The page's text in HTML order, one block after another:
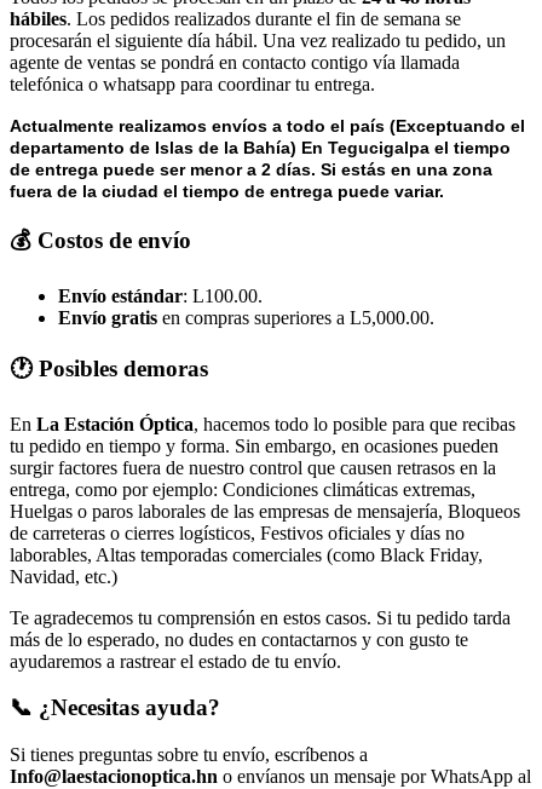
hábiles. Los pedidos realizados durante el fin de semana se
procesarán el siguiente día hábil. Una vez realizado tu pedido, un
agente de ventas se pondrá en contacto contigo vía llamada
telefónica o whatsapp para coordinar tu entrega.
Actualmente realizamos envíos a todo el país (Exceptuando el
departamento de Islas de la Bahía) En Tegucigalpa el tiempo
de entrega puede ser menor a 2 días. Si estás en una zona
fuera de la ciudad el tiempo de entrega puede variar.
💰 Costos de envío
Envío estándar: L100.00.
Envío gratis en compras superiores a L5,000.00.
🕐 Posibles demoras
En La Estación Óptica, hacemos todo lo posible para que recibas
tu pedido en tiempo y forma. Sin embargo, en ocasiones pueden
surgir factores fuera de nuestro control que causen retrasos en la
entrega, como por ejemplo: Condiciones climáticas extremas,
Huelgas o paros laborales de las empresas de mensajería, Bloqueos
de carreteras o cierres logísticos, Festivos oficiales y días no
laborables, Altas temporadas comerciales (como Black Friday,
Navidad, etc.)
Te agradecemos tu comprensión en estos casos. Si tu pedido tarda
más de lo esperado, no dudes en contactarnos y con gusto te
ayudaremos a rastrear el estado de tu envío.
📞 ¿Necesitas ayuda?
Si tienes preguntas sobre tu envío, escríbenos a
Info@laestacionoptica.hn o envíanos un mensaje por WhatsApp al